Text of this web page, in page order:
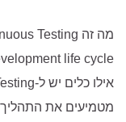
מטמיעים את